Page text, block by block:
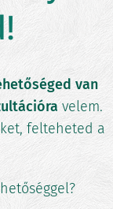
van
velem.
felteheted a